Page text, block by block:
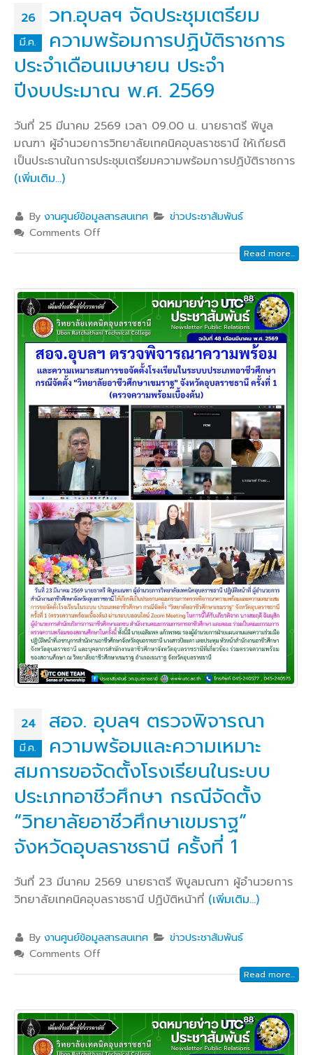
26
มี.ค.
วท.อุบลฯ จัดประชุมเตรียม
ความพร้อมการปฏิบัติราชการ
ประจำเดือนเมษายน ประจำ
ปีงบประมาณ พ.ศ. 2569
วันที่ 25 มีนาคม 2569 เวลา 09.00 น. นายธาตรี พิบูล
มณฑา ผู้อำนวยการวิทยาลัยเทคนิคอุบลราชธานี ให้เกียรติ
เป็นประธานในการประชุมเตรียมความพร้อมการปฏิบัติราชการ
(เพิ่มเติม…)
Byงานศูนย์ข้อมูลสารสนเทศ
ข่าวประชาสัมพันธ์
Comments Off
Read more...
24
มี.ค.
สอจ. อุบลฯ ตรวจพิจารณา
ความพร้อมและความเหมาะ
สมการขอจัดตั้งโรงเรียนในระบบ
ประเภทอาชีวศึกษา กรณีจัดตั้ง
“วิทยาลัยอาชีวศึกษาเขมราฐ”
จังหวัดอุบลราชธานี ครั้งที่ 1
วันที่ 23 มีนาคม 2569 นายธาตรี พิบูลมณฑา ผู้อำนวยการ
วิทยาลัยเทคนิคอุบลราชธานี ปฏิบัติหน้าที่ (เพิ่มเติม…)
Byงานศูนย์ข้อมูลสารสนเทศ
ข่าวประชาสัมพันธ์
Comments Off
Read more...